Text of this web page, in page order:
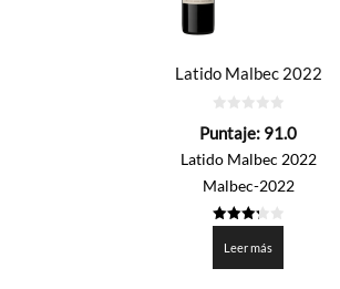
Latido Malbec 2022
de
Puntaje: 91.0
Latido Malbec 2022
Malbec-2022
de 5
Leer más